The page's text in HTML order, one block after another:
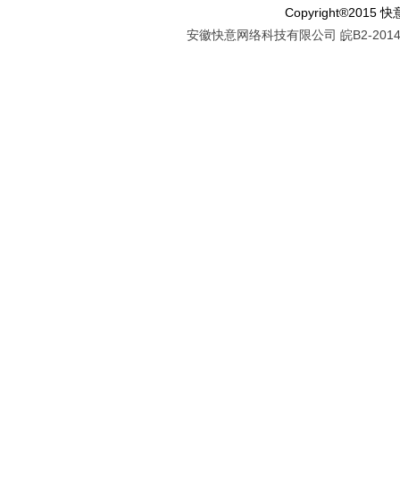
Copyright®2015 快
安徽快意网络科技有限公司 皖B2-